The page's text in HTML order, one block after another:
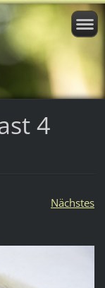
4
Nächstes